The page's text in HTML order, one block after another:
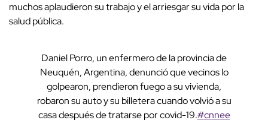
muchos aplaudieron su trabajo y el arriesgar su vida por la
salud pública.
Daniel Porro, un enfermero de la provincia de
Neuquén, Argentina, denunció que vecinos lo
golpearon, prendieron fuego a su vivienda,
robaron su auto y su billetera cuando volvió a su
casa después de tratarse por covid-19.#cnnee